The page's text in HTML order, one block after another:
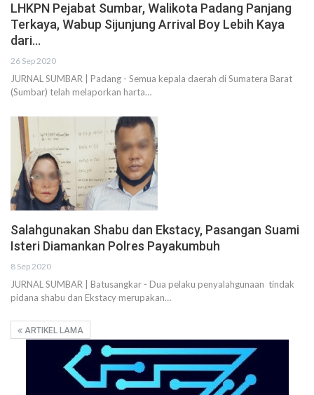
LHKPN Pejabat Sumbar, Walikota Padang Panjang
Terkaya, Wabup Sijunjung Arrival Boy Lebih Kaya
dari…
26 Sep 2020
JURNAL SUMBAR | Padang - Semua kepala daerah di Sumatera Barat
(Sumbar) telah melaporkan harta…
Salahgunakan Shabu dan Ekstacy, Pasangan Suami
Isteri Diamankan Polres Payakumbuh
8 Sep 2020
JURNAL SUMBAR | Batusangkar - Dua pelaku penyalahgunaan tindak
pidana shabu dan Ekstacy merupakan…
ARTIKEL LAMA